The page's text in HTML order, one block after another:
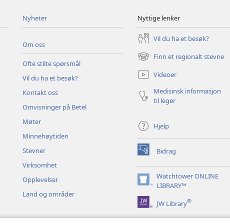
Nyheter
Om oss
Ofte stilte spørsmål
Vil du ha et besøk?
Kontakt oss
Omvisninger på Betel
Møter
Minnehøytiden
Stevner
Virksomhet
Opplevelser
Land og områder
Nyttige lenker
Vil du ha et besøk?
Finn et regionalt stevne
(åpner
nytt
vindu)
Videoer
Medisinsk informasjon
til leger
Hjelp
Bidrag
(åpner
nytt
vindu) Watchtower ONLINE
LIBRARY™
(åpner
nytt
vindu) JW Library®